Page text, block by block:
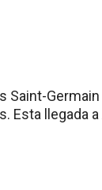
Saint-Germain
Esta llegada